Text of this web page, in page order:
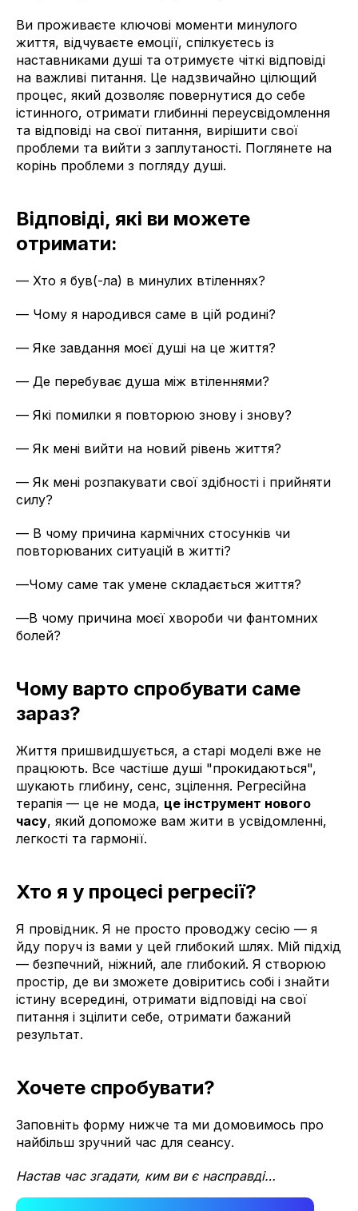
Ви проживаєте ключові моменти минулого
життя, відчуваєте емоції, спілкуєтесь із
наставниками душі та отримуєте чіткі відповіді
на важливі питання. Це надзвичайно цілющий
процес, який дозволяє повернутися до себе
істинного, отримати глибинні переусвідомлення
та відповіді на свої питання, вирішити свої
проблеми та вийти з заплутаності. Поглянете на
корінь проблеми з погляду душі.
Відповіді, які ви можете
отримати:
— Хто я був(-ла) в минулих втіленнях?
— Чому я народився саме в цій родині?
— Яке завдання моєї душі на це життя?
— Де перебуває душа між втіленнями?
— Які помилки я повторюю знову і знову?
— Як мені вийти на новий рівень життя?
— Як мені розпакувати свої здібності і прийняти
силу?
— В чому причина кармічних стосунків чи
повторюваних ситуацій в житті?
—Чому саме так умене складається життя?
—В чому причина моєї хвороби чи фантомних
болей?
Чому варто спробувати саме
зараз?
Життя пришвидшується, а старі моделі вже не
працюють. Все частіше душі "прокидаються",
шукають глибину, сенс, зцілення. Регресійна
терапія — це не мода, це інструмент нового
часу, який допоможе вам жити в усвідомленні,
легкості та гармонії.
Хто я у процесі регресії?
Я провідник. Я не просто проводжу сесію — я
йду поруч із вами у цей глибокий шлях. Мій підхід
— безпечний, ніжний, але глибокий. Я створюю
простір, де ви зможете довіритись собі і знайти
істину всередині, отримати відповіді на свої
питання і зцілити себе, отримати бажаний
результат.
Хочете спробувати?
Заповніть форму нижче та ми домовимось про
найбільш зручний час для сеансу.
Настав час згадати, ким ви є насправді…